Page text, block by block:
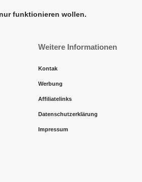
funktionieren wollen.
Weitere Informationen
Kontak
Werbung
Affiliatelinks
Datenschutzerklärung
Impressum